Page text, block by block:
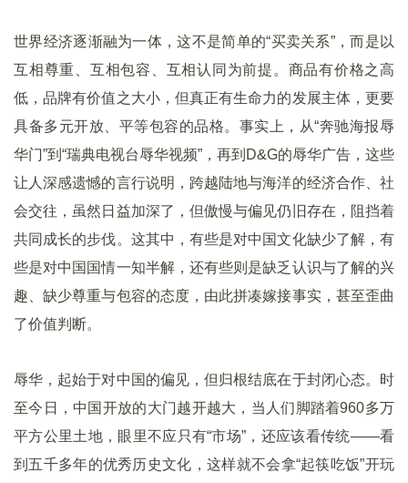
世界经济逐渐融为一体，这不是简单的“买卖关系”，而是以
互相尊重、互相包容、互相认同为前提。商品有价格之高
低，品牌有价值之大小，但真正有生命力的发展主体，更要
具备多元开放、平等包容的品格。事实上，从“奔驰海报辱
华门”到“瑞典电视台辱华视频”，再到D&G的辱华广告，这些
让人深感遗憾的言行说明，跨越陆地与海洋的经济合作、社
会交往，虽然日益加深了，但傲慢与偏见仍旧存在，阻挡着
共同成长的步伐。这其中，有些是对中国文化缺少了解，有
些是对中国国情一知半解，还有些则是缺乏认识与了解的兴
趣、缺少尊重与包容的态度，由此拼凑嫁接事实，甚至歪曲
了价值判断。
辱华，起始于对中国的偏见，但归根结底在于封闭心态。时
至今日，中国开放的大门越开越大，当人们脚踏着960多万
平方公里土地，眼里不应只有“市场”，还应该看传统——看
到五千多年的优秀历史文化，这样就不会拿“起筷吃饭”开玩